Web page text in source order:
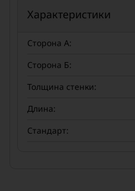
Характеристики
Сторона А:
Сторона Б:
Толщина стенки:
Длина:
Стандарт: